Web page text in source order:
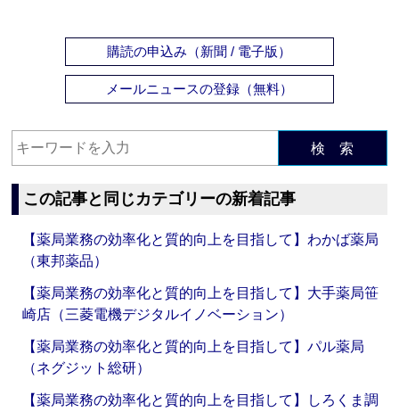
購読の申込み（新聞 / 電子版）
メールニュースの登録（無料）
検 索
この記事と同じカテゴリーの新着記事
【薬局業務の効率化と質的向上を目指して】わかば薬局
（東邦薬品）
【薬局業務の効率化と質的向上を目指して】大手薬局笹
崎店（三菱電機デジタルイノベーション）
【薬局業務の効率化と質的向上を目指して】パル薬局
（ネグジット総研）
【薬局業務の効率化と質的向上を目指して】しろくま調